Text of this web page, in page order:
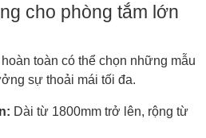
cho phòng tắm lớn
toàn có thể chọn những mẫu
sự thoải mái tối đa.
Dài từ 1800mm trở lên, rộng từ